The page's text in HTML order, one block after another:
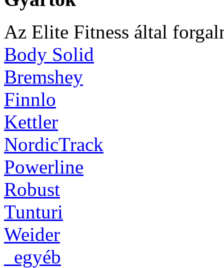
Az Elite Fitness által
Body Solid
Bremshey
Finnlo
Kettler
NordicTrack
Powerline
Robust
Tunturi
Weider
_egyéb